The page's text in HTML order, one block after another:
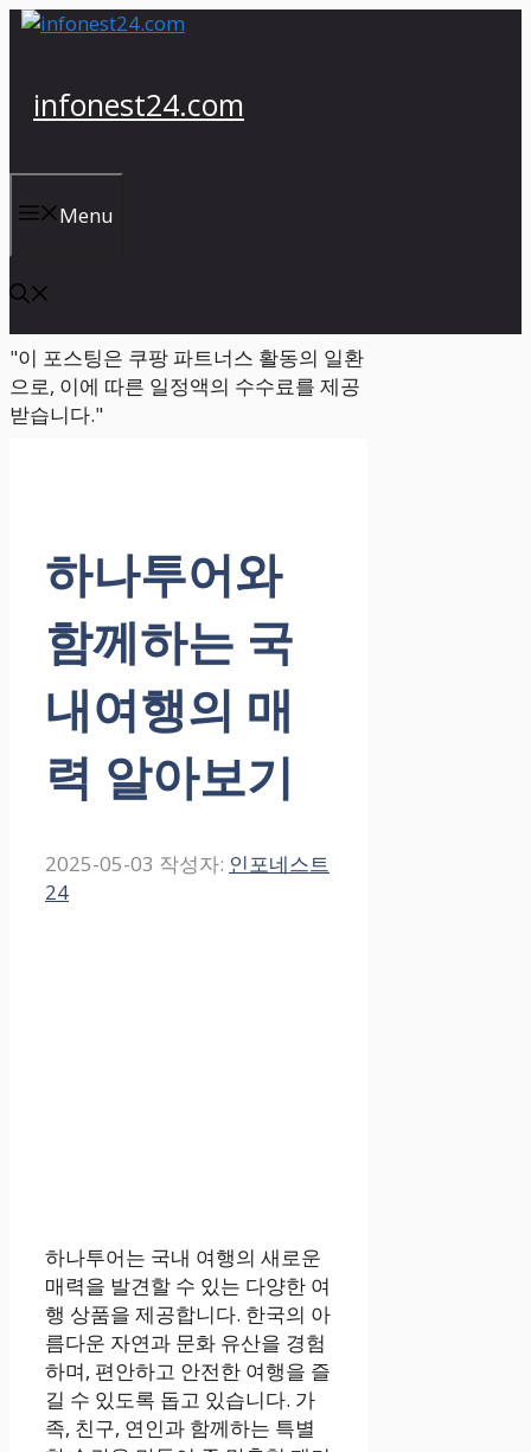
컨
기
infonest24.com
Menu
"이 포스팅은 쿠팡 파트너스 활동의 일환
으로, 이에 따른 일정액의 수수료를 제공
받습니다."
하나투어와
함께하는 국
내여행의 매
력 알아보기
2025-05-03 작성자: 인포네스트
24
하나투어는 국내 여행의 새로운
매력을 발견할 수 있는 다양한 여
행 상품을 제공합니다. 한국의 아
름다운 자연과 문화 유산을 경험
하며, 편안하고 안전한 여행을 즐
길 수 있도록 돕고 있습니다. 가
족, 친구, 연인과 함께하는 특별